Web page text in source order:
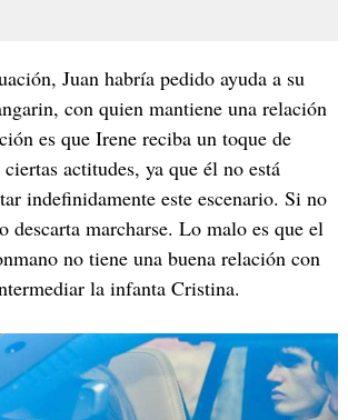
Juan habría pedido ayuda a su
con quien mantiene una relación
es que Irene reciba un toque de
actitudes, ya que él no está
indefinidamente este escenario. Si no
descarta marcharse. Lo malo es que el
no tiene una buena relación con
la infanta Cristina.